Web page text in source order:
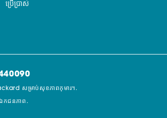
ប្រើប្រាស់
សម្រាប់សុខភាពកុមារ។.
កជនភាព.